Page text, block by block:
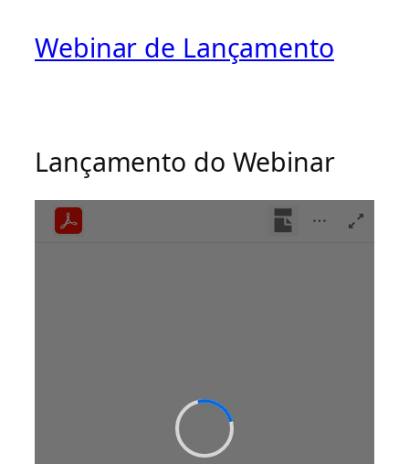
Webinar de Lançamento
Lançamento do Webinar